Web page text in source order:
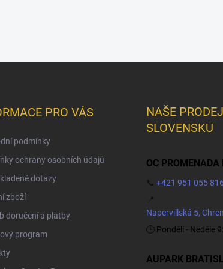
PRO VÁS
podmínky
ochrany osobních údajů
dotazy
zboží
doručení a platby
program
NAŠE
SLOVENSKU
OC PROMENADA
📞 +421 951 055
📍
Napervillská 5,
🕒 Pondělí - Neděle
AUPARK